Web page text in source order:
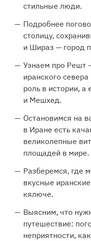
стильные люди.
Подробнее
столицу,
и Шираз — город
Узнаем про Решт
иранского
роль в истории,
и Мешхед.
Остановимся на
в Иране есть
великолепные
площадей в мире.
Разберемся, где
вкусные
кялюче.
Выясним, что
путешествие:
неприятности,